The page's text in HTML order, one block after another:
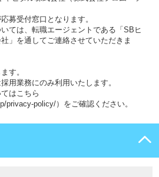
募受付窓口となります。
ては、転職エージェントである「SBヒ
」を通してご連絡させていただきま
す。
用業務にのみ利用いたします。
はこちら
privacy-policy/）をご確認ください。